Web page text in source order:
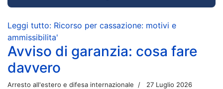
Leggi tutto: Ricorso per cassazione: motivi e
ammissibilita'
Avviso di garanzia: cosa fare
davvero
Arresto all'estero e difesa internazionale 27 Luglio 2026